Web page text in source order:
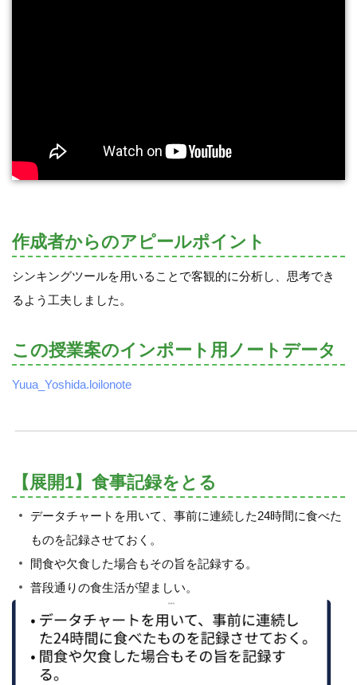
作成者からのアピールポイント
シンキングツールを用いることで客観的に分析し、思考でき
るよう工夫しました。
この授業案のインポート用ノートデータ
Yuua_Yoshida.loilonote
【展開1】食事記録をとる
データチャートを用いて、事前に連続した24時間に食べた
ものを記録させておく。
間食や欠食した場合もその旨を記録する。
普段通りの食生活が望ましい。